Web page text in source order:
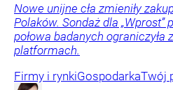
Nowe unijne cła zmieniły
Polaków. Sondaż dla „Wprost”
połowa badanych ograniczyła
platformach.
Firmy i rynkiGospodarkaTwój